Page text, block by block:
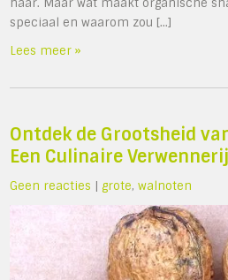
haar. Maar wat maakt organische
speciaal en waarom zou […]
Lees meer »
Ontdek de Grootsheid
Een Culinaire Verwennerij
Geen reacties |grote,walnoten